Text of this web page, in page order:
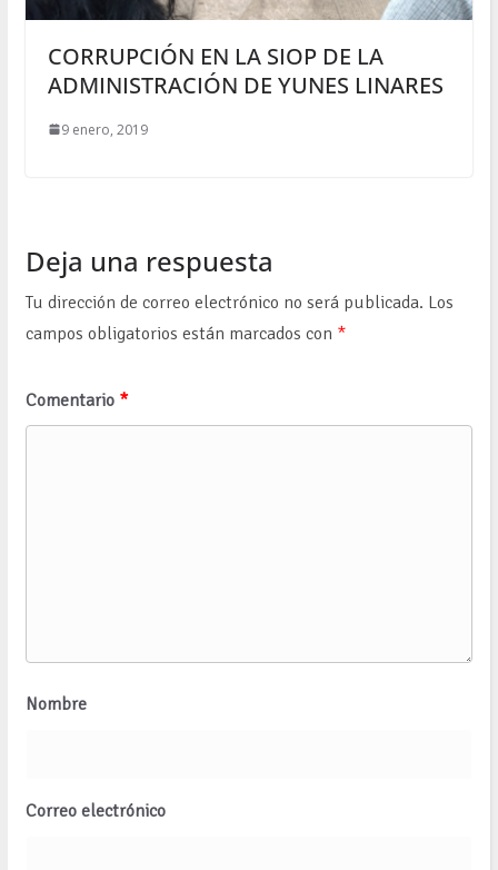
CORRUPCIÓN EN LA SIOP DE LA
ADMINISTRACIÓN DE YUNES LINARES
9 enero, 2019
Deja una respuesta
Tu dirección de correo electrónico no será publicada. Los
campos obligatorios están marcados con *
Comentario *
Nombre
Correo electrónico